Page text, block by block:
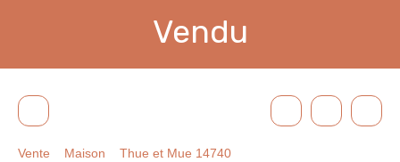
Vendu
Vente Maison
Thue et Mue 14740